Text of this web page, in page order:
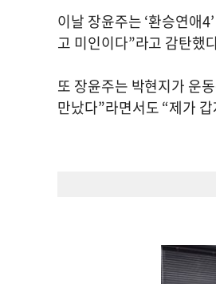
이날 장윤주는 ‘환승연애
고 미인이다”라고 감탄했
또 장윤주는 박현지가 운
만났다”라면서도 “제가